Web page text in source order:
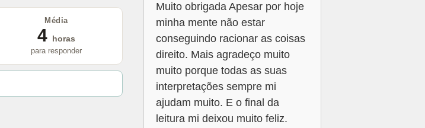
Média
4
horas
para responder
Muito obrigada Apesar por hoje
minha mente não estar
conseguindo racionar as coisas
direito. Mais agradeço muito
muito porque todas as suas
interpretações sempre mi
ajudam muito. E o final da
leitura mi deixou muito feliz.